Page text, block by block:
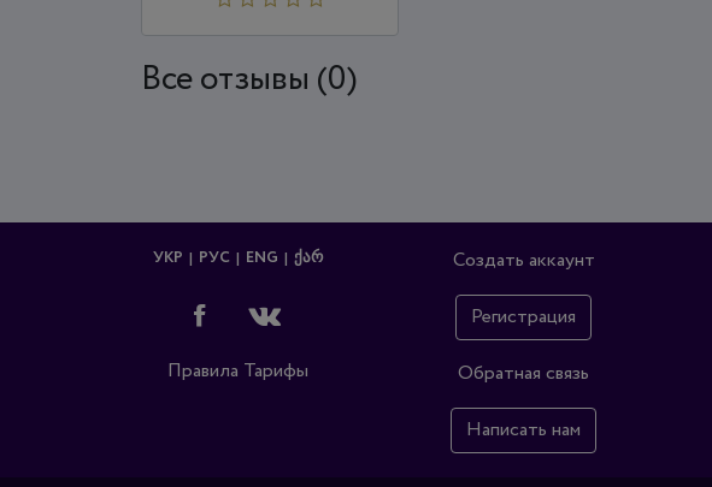
Все отзывы (0)
УКР РУС ENG ᲥᲐᲠ
Правила Тарифы
Создать аккаунт
Регистрация
Обратная связь
Написать нам